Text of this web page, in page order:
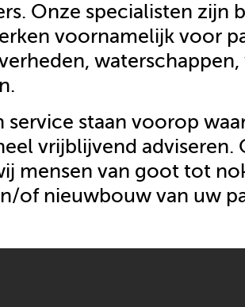
Onze specialisten zijn
voornamelijk voor
service staan voorop
vrijblijvend adviseren.
mensen van goot tot
of nieuwbouw van uw